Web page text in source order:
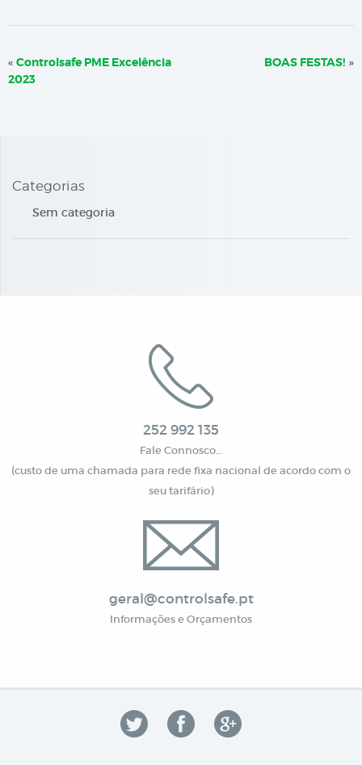
« Controlsafe PME Excelência
2023
BOAS FESTAS! »
Categorias
Sem categoria
252 992 135
Fale Connosco…
(custo de uma chamada para rede fixa nacional de acordo com o
seu tarifário)
geral@controlsafe.pt
Informações e Orçamentos